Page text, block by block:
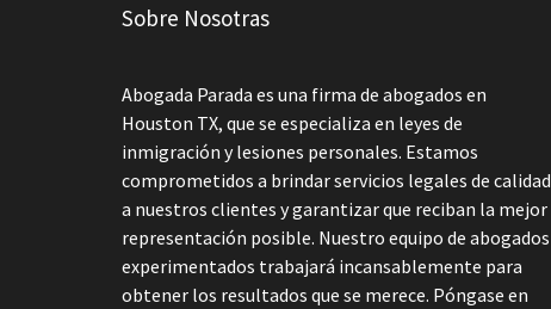
Sobre Nosotras
Abogada Parada es una firma de abogados en
Houston TX, que se especializa en leyes de
inmigración y lesiones personales. Estamos
comprometidos a brindar servicios legales de calidad
a nuestros clientes y garantizar que reciban la mejor
representación posible. Nuestro equipo de abogados
experimentados trabajará incansablemente para
obtener los resultados que se merece. Póngase en